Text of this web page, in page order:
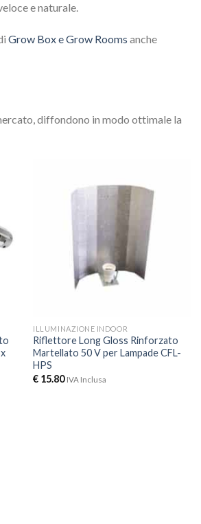
e naturale.
Grow Box e Grow Rooms anche
diffondono in modo ottimale la
ILLUMINAZIONE INDOOR
Riflettore Long Gloss Rinforzato
Martellato 50 V per Lampade CFL-
HPS
€ 15.80 IVA Inclusa